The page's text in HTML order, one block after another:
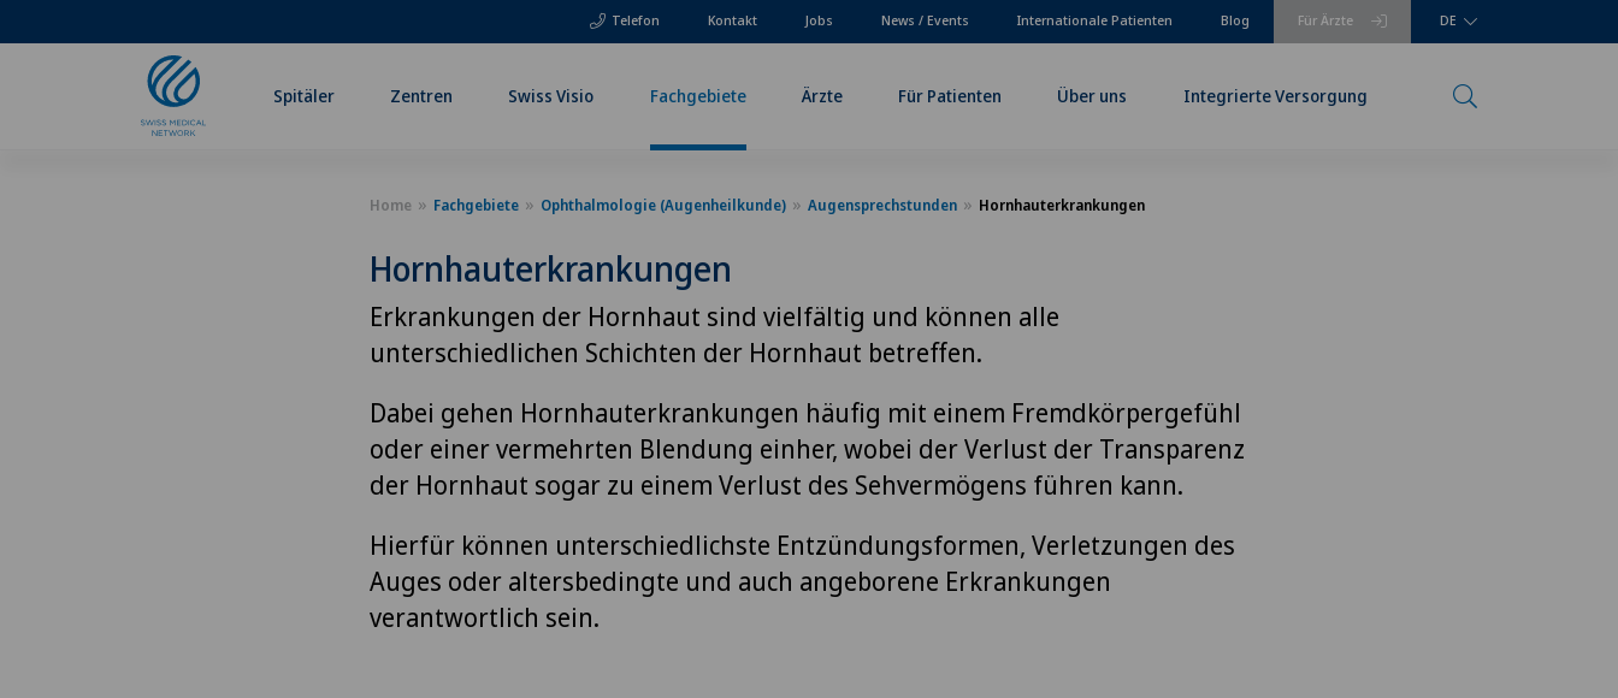
Telefon Für Ärzte
Kontakt Jobs News / Events Internationale Patienten Blog DE
Spitäler Zentren Swiss Visio Fachgebiete Ärzte Für Patienten Über uns Integrierte Versorgung
Home Fachgebiete Ophthalmologie (Augenheilkunde) Augensprechstunden Hornhauterkrankungen
Hornhauterkrankungen
Erkrankungen der Hornhaut sind vielfältig und können alle
unterschiedlichen Schichten der Hornhaut betreffen.
Dabei gehen Hornhauterkrankungen häufig mit einem Fremdkörpergefühl
oder einer vermehrten Blendung einher, wobei der Verlust der Transparenz
der Hornhaut sogar zu einem Verlust des Sehvermögens führen kann.
Hierfür können unterschiedlichste Entzündungsformen, Verletzungen des
Auges oder altersbedingte und auch angeborene Erkrankungen
verantwortlich sein.